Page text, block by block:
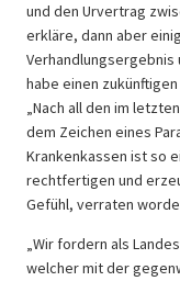
und den Urvertrag
erkläre, dann aber
Verhandlungsergebnis
habe einen
„Nach all den im
dem Zeichen eines
Krankenkassen ist so
rechtfertigen und
Gefühl, verraten
„Wir fordern als
welcher mit der